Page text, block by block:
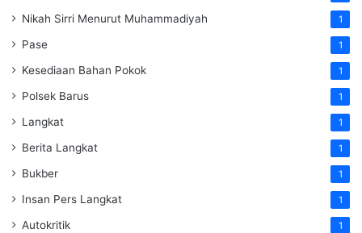
Nikah Sirri Menurut Muhammadiyah 1
Pase 1
Kesediaan Bahan Pokok 1
Polsek Barus 1
Langkat 1
Berita Langkat 1
Bukber 1
Insan Pers Langkat 1
Autokritik 1